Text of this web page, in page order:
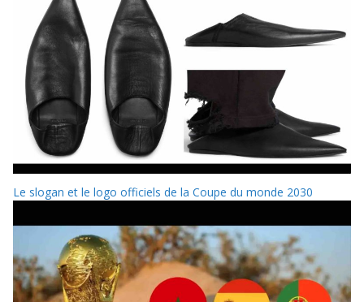
Le slogan et le logo officiels de la Coupe du monde 2030